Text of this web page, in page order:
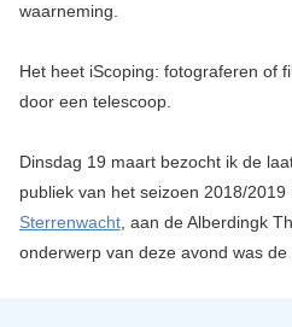
waarneming.
Het heet iScoping: fotograferen of
door een telescoop.
Dinsdag 19 maart bezocht ik de
publiek van het seizoen 2018/2019
Sterrenwacht, aan de Alberdingk
onderwerp van deze avond was de